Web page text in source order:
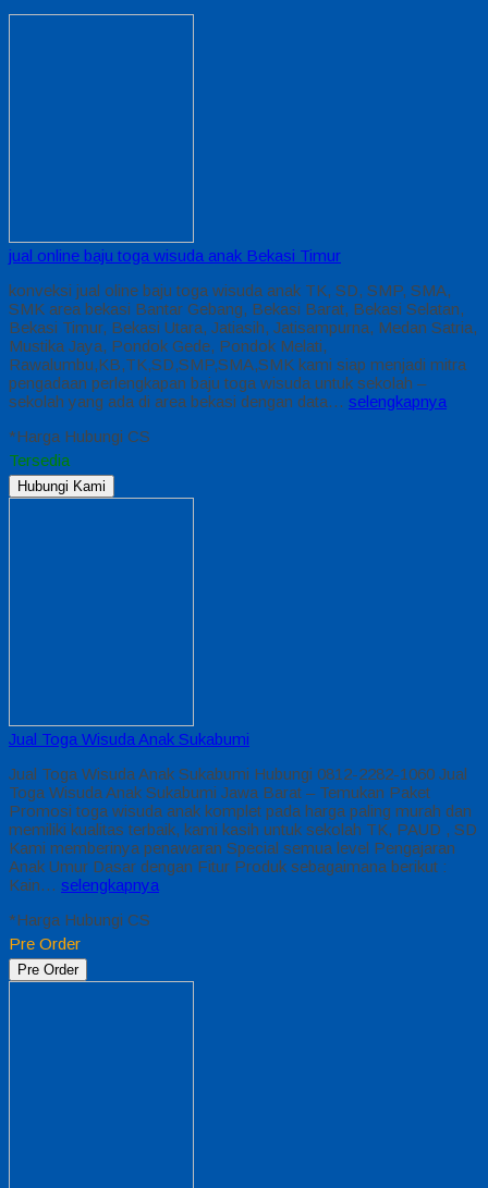
jual online baju toga wisuda anak Bekasi Timur
konveksi jual oline baju toga wisuda anak TK, SD, SMP, SMA,
SMK area bekasi Bantar Gebang, Bekasi Barat, Bekasi Selatan,
Bekasi Timur, Bekasi Utara, Jatiasih, Jatisampurna, Medan Satria,
Mustika Jaya, Pondok Gede, Pondok Melati,
Rawalumbu,KB,TK,SD,SMP,SMA,SMK kami siap menjadi mitra
pengadaan perlengkapan baju toga wisuda untuk sekolah –
sekolah yang ada di area bekasi dengan data… selengkapnya
*Harga Hubungi CS
Tersedia
Hubungi Kami
Jual Toga Wisuda Anak Sukabumi
Jual Toga Wisuda Anak Sukabumi Hubungi 0812-2282-1060 Jual
Toga Wisuda Anak Sukabumi Jawa Barat – Temukan Paket
Promosi toga wisuda anak komplet pada harga paling murah dan
memiliki kualitas terbaik, kami kasih untuk sekolah TK, PAUD , SD
Kami memberinya penawaran Special semua level Pengajaran
Anak Umur Dasar dengan Fitur Produk sebagaimana berikut :
Kain… selengkapnya
*Harga Hubungi CS
Pre Order
Pre Order